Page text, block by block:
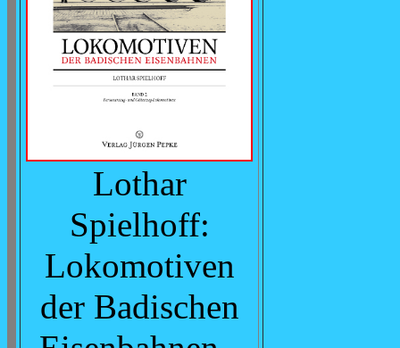
Lothar
Spielhoff:
Lokomotiven
der Badischen